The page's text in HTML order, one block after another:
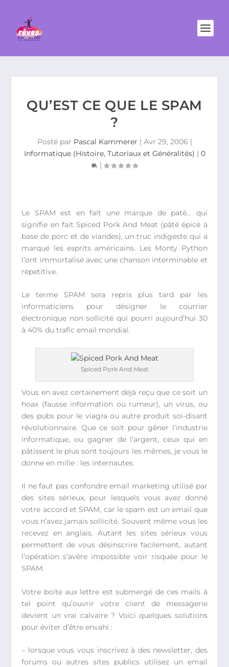
QU’EST CE QUE LE SPAM
?
Posté par Pascal Kammerer | Avr 29, 2006 |
Informatique (Histoire, Tutoriaux et Généralités) | 0
|
Le SPAM est en fait une marque de paté… qui
signifie en fait Spiced Pork And Meat (pâté épicé à
base de porc et de viandes), un truc indigeste qui a
marqué les esprits américains. Les Monty Python
l’ont immortalisé avec une chanson interminable et
répetitive.
Le terme SPAM sera repris plus tard par les
informaticiens pour désigner le courrier
électronique non sollicité qui pourri aujourd’hui 30
à 40% du trafic email mondial.
Spiced Pork And Meat
Vous en avez certainement déjà reçu que ce soit un
hoax (fausse information ou rumeur), un virus, ou
des pubs pour le viagra ou autre produit soi-disant
révolutionnaire. Que ce soit pour gêner l’industrie
informatique, ou gagner de l’argent, ceux qui en
pâtissent le plus sont toujours les mêmes, je vous le
donne en mille : les internautes.
Il ne faut pas confondre email marketing utilisé par
des sites sérieux, pour lesquels vous avez donné
votre accord et SPAM, car le spam est un email que
vous n’avez jamais sollicité. Souvent même vous les
recevez en anglais. Autant les sites sérieux vous
permettent de vous désinscrire facilement, autant
l’opération s’avère impossible voir risquée pour le
SPAM.
Votre boite aux lettre est submergé de ces mails à
tel point qu’ouvrir votre client de messagerie
devient un vrai calvaire ? Voici quelques solutions
pour éviter d’être envahi :
– lorsque vous vous inscrivez à des newsletter, des
forums ou autres sites publics utilisez un email